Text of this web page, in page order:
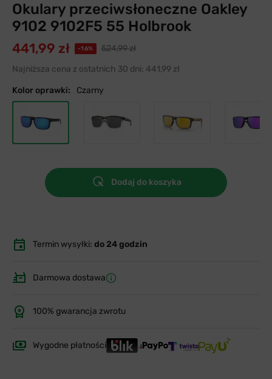
Okulary przeciwsłoneczne Oakley
9102 9102F5 55 Holbrook
441,99 zł -16%
524,99 zł
Najniższa cena z ostatnich 30 dni: 441,99 zł
Kolor oprawki: Czarny
Dodaj do koszyka
Termin wysyłki: do 24 godzin
Darmowa dostawa
100% gwarancja zwrotu
Wygodne płatności